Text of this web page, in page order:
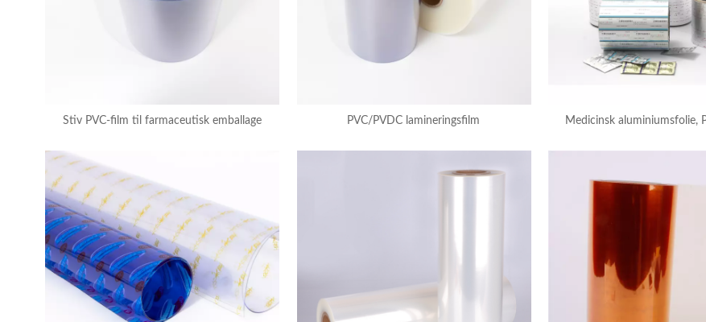
Stiv PVC-film til farmaceutisk emballage PVC/PVDC lamineringsfilm Medicinsk aluminiumsfolie,